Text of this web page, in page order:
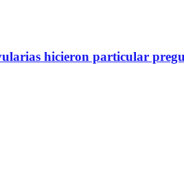
hicieron particular